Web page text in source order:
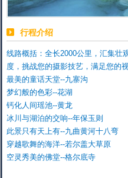
行程介绍
线路概括：全长2000公里，汇集壮
度，挑战您的摄影技艺，满足您的视
最美的童话天堂--九寨沟
梦幻般的色彩--花湖
钙化人间瑶池--黄龙
冰川与湖泊的交响--年保玉则
此景只有天上有--九曲黄河十八弯
穿越歌舞的海洋--若尔盖大草原
空灵秀美的佛堂--格尔底寺